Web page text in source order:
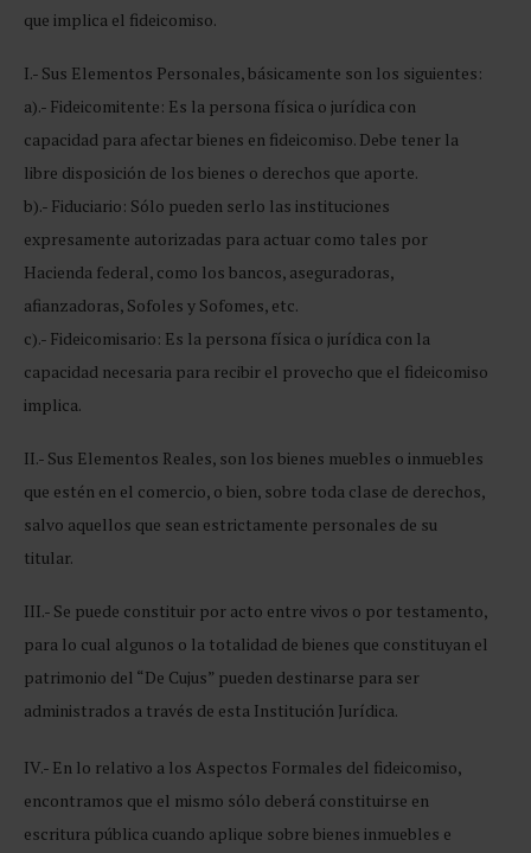
que implica el fideicomiso.
I.- Sus Elementos Personales, básicamente son los siguientes:
a).- Fideicomitente: Es la persona física o jurídica con
capacidad para afectar bienes en fideicomiso. Debe tener la
libre disposición de los bienes o derechos que aporte.
b).- Fiduciario: Sólo pueden serlo las instituciones
expresamente autorizadas para actuar como tales por
Hacienda federal, como los bancos, aseguradoras,
afianzadoras, Sofoles y Sofomes, etc.
c).- Fideicomisario: Es la persona física o jurídica con la
capacidad necesaria para recibir el provecho que el fideicomiso
implica.
II.- Sus Elementos Reales, son los bienes muebles o inmuebles
que estén en el comercio, o bien, sobre toda clase de derechos,
salvo aquellos que sean estrictamente personales de su
titular.
III.- Se puede constituir por acto entre vivos o por testamento,
para lo cual algunos o la totalidad de bienes que constituyan el
patrimonio del “De Cujus” pueden destinarse para ser
administrados a través de esta Institución Jurídica.
IV.- En lo relativo a los Aspectos Formales del fideicomiso,
encontramos que el mismo sólo deberá constituirse en
escritura pública cuando aplique sobre bienes inmuebles e